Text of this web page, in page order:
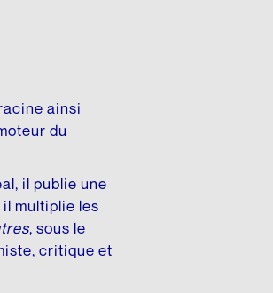
ainsi
du
il publie une
multiplie les
, sous le
critique et